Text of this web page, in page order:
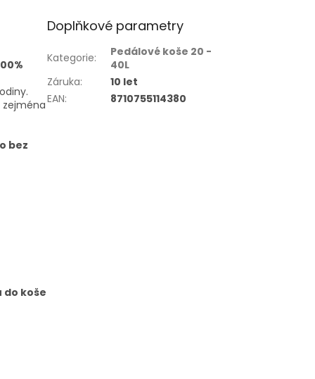
zejména
bez
do koše
Doplňkové parametry
Kategorie:
Pedálové koše 20 -
40L
Záruka:
10 let
EAN: 8710755114380